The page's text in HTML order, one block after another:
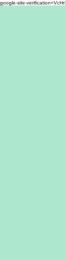
google-site-